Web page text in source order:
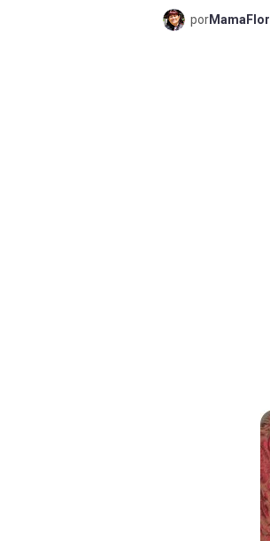
porMamaFlor